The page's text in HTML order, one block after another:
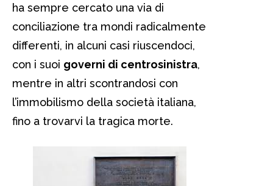
ha sempre cercato una via di
conciliazione tra mondi radicalmente
differenti, in alcuni casi riuscendoci,
con i suoi governi di centrosinistra,
mentre in altri scontrandosi con
l’immobilismo della società italiana,
fino a trovarvi la tragica morte.